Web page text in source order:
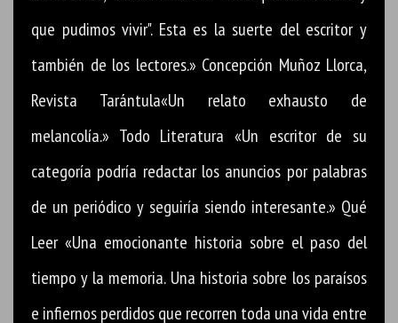
que pudimos vivir". Esta es la suerte del escritor y
también de los lectores.» Concepción Muñoz Llorca,
Revista Tarántula«Un relato exhausto de
melancolía.» Todo Literatura «Un escritor de su
categoría podría redactar los anuncios por palabras
de un periódico y seguiría siendo interesante.» Qué
Leer «Una emocionante historia sobre el paso del
tiempo y la memoria. Una historia sobre los paraísos
e infiernos perdidos que recorren toda una vida entre